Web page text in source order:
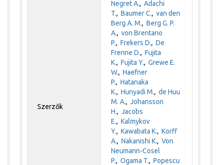
Szerzők
Negret A.,Adachi
T.,Baumer C.,van den
Berg A. M.,Berg G. P.
A.,von Brentano
P.,Frekers D.,De
Frenne D.,Fujita
K.,Fujita Y.,Grewe E.
W.,Haefner
P.,Hatanaka
K.,Hunyadi M.,de Huu
M. A.,Johansson
H.,Jacobs
E.,Kalmykov
Y.,Kawabata K.,Korff
A.,Nakanishi K.,Von
Neumann-Cosel
P.,Ogama T.,Popescu